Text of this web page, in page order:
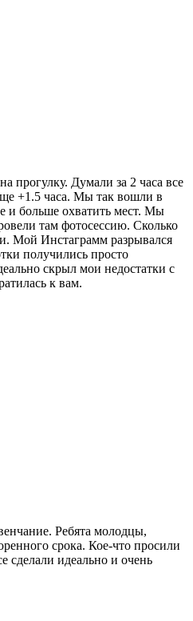
прогулку. Думали за 2 часа все
+1.5 часа. Мы так вошли в
и больше охватить мест. Мы
там фотосессию. Сколько
Мой Инстаграмм разрывался
получились просто
скрыл мои недостатки с
к вам.
Ребята молодцы,
срока. Кое-что просили
сделали идеально и очень